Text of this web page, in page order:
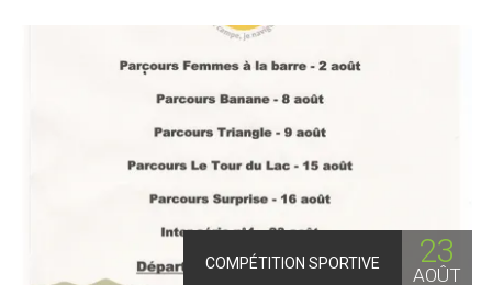
COMPÉTITION SPORTIVE 23
AOÛT